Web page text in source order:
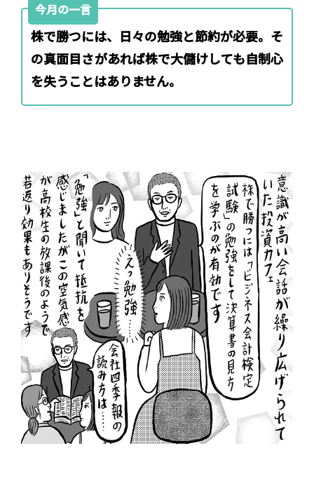
今月の一言
株で勝つには、日々の勉強と節約が必要。そ
の真面目さがあれば株で大儲けしても自制心
を失うことはありません。